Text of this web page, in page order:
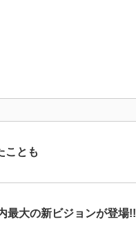
ことも
最大の新ビジョンが登場!!